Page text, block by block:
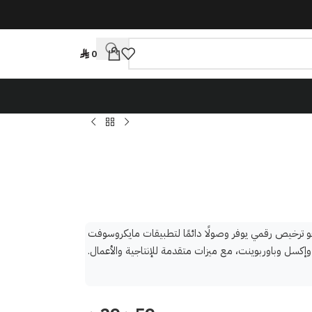
0
ترخيص رقمي يوفر وصولًا دائمًا لتطبيقات مايكروسوفت
وباوربوينت، مع ميزات متقدمة للإنتاجية والأعمال.